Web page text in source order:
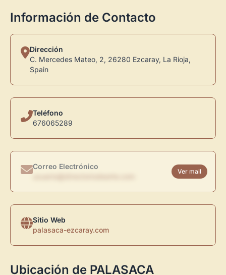
Información de Contacto
Dirección
C. Mercedes Mateo, 2, 26280 Ezcaray, La Rioja,
Spain
Teléfono
676065289
Correo Electrónico
Ver mail
Sitio Web
palasaca-ezcaray.com
Ubicación de PALASACA